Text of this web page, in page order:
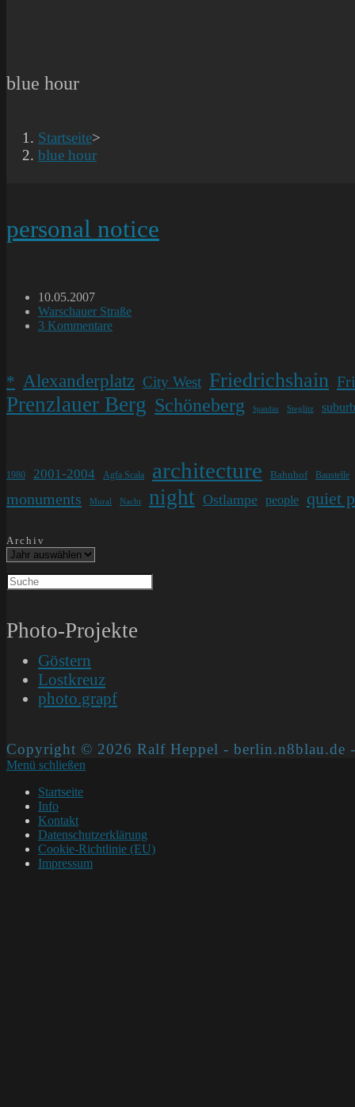
blue hour
Startseite>
blue hour
personal notice
Beitrag
veröffentlicht:
10.05.2007
Beitrags-
Kategorie:
Warschauer Straße
Beitrags-
3 Kommentare
* Alexanderplatz City West Friedrichshain
Prenzlauer Berg Schöneberg Spandau Steglitz suburb
1980 2001-2004 Agfa Scala architecture Bahnhof Baustelle
monuments Mural Nacht night Ostlampe people quiet
Archiv
Photo-Projekte
Göstern
Lostkreuz
photo.grapf
Copyright © 2026 Ralf Heppel - berlin.n8blau.de
Menü schließen
Startseite
Info
Kontakt
Datenschutzerklärung
Cookie-Richtlinie (EU)
Impressum